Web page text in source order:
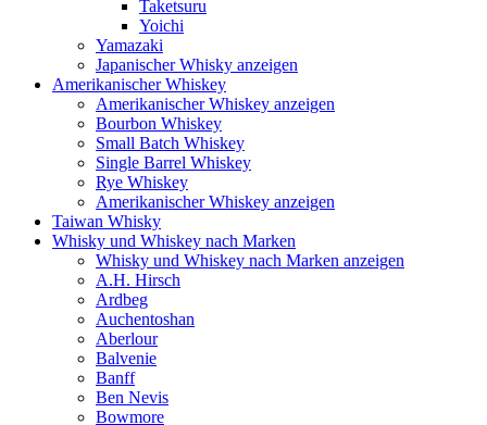
Taketsuru
Yoichi
Yamazaki
Japanischer Whisky anzeigen
Amerikanischer Whiskey
Amerikanischer Whiskey anzeigen
Bourbon Whiskey
Small Batch Whiskey
Single Barrel Whiskey
Rye Whiskey
Amerikanischer Whiskey anzeigen
Taiwan Whisky
Whisky und Whiskey nach Marken
Whisky und Whiskey nach Marken anzeigen
A.H. Hirsch
Ardbeg
Auchentoshan
Aberlour
Balvenie
Banff
Ben Nevis
Bowmore